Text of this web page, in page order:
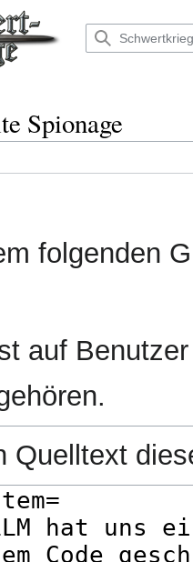
Spionage
folgenden
auf
Quelltext